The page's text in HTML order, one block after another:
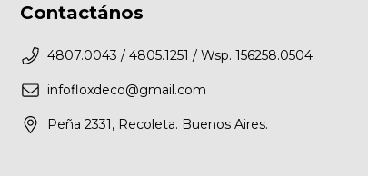
Contactános
4807.0043 / 4805.1251 / Wsp. 156258.0504
infofloxdeco@gmail.com
Peña 2331, Recoleta. Buenos Aires.